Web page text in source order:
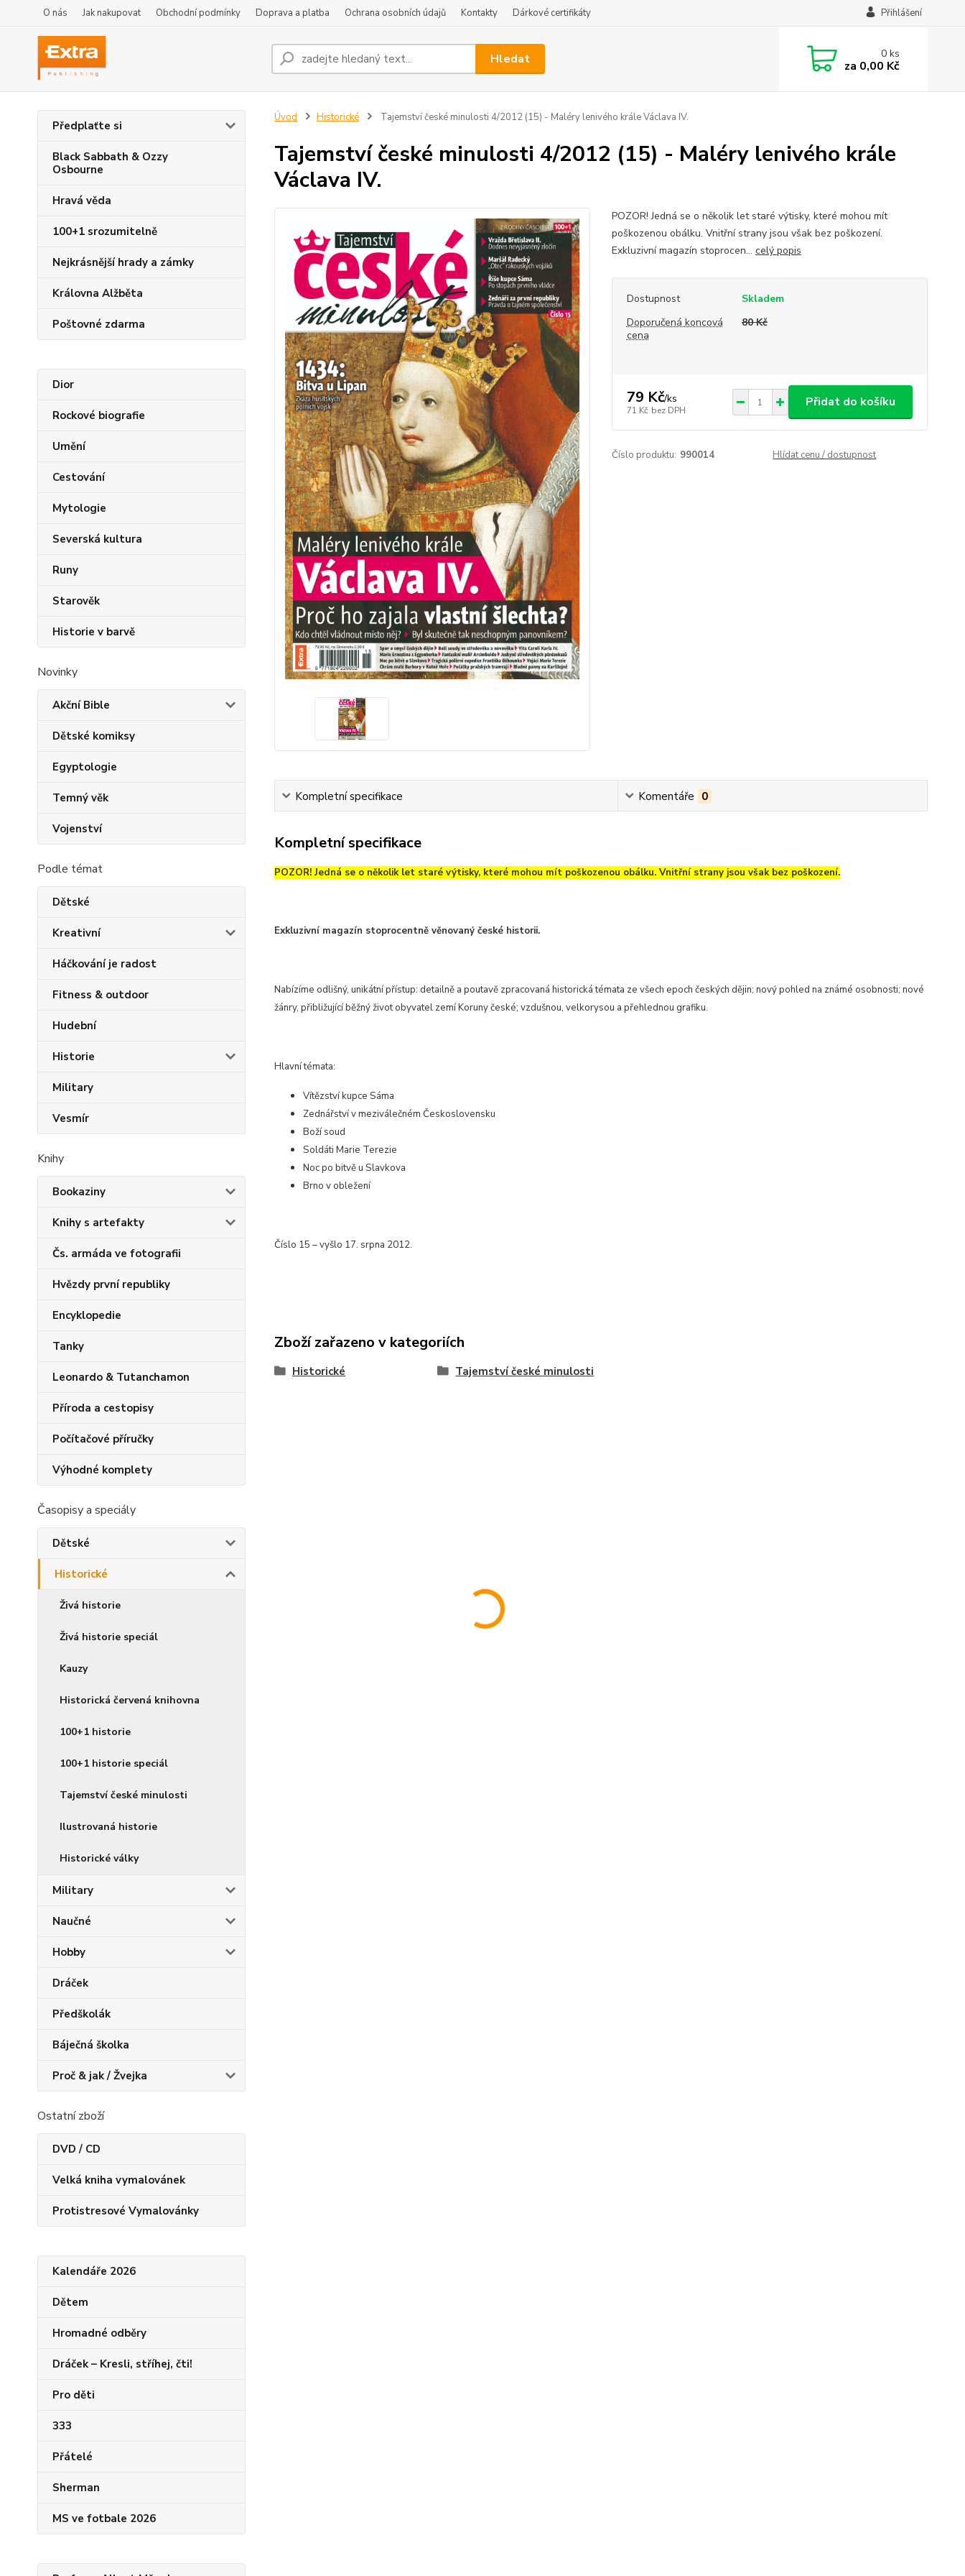
O nás Jak nakupovat Obchodní podmínky Doprava a platba Ochrana osobních údajů Kontakty Dárkové certifikáty Přihlášení
Hledat 0ks
za 0,00 Kč
Předplaťte si
Black Sabbath & Ozzy
Osbourne
Hravá věda
100+1 srozumitelně
Nejkrásnější hrady a zámky
Královna Alžběta
Poštovné zdarma
Dior
Rockové biografie
Umění
Cestování
Mytologie
Severská kultura
Runy
Starověk
Historie v barvě
Novinky
Akční Bible
Dětské komiksy
Egyptologie
Temný věk
Vojenství
Podle témat
Dětské
Kreativní
Háčkování je radost
Fitness & outdoor
Hudební
Historie
Military
Vesmír
Knihy
Bookaziny
Knihy s artefakty
Čs. armáda ve fotografii
Hvězdy první republiky
Encyklopedie
Tanky
Leonardo & Tutanchamon
Příroda a cestopisy
Počítačové příručky
Výhodné komplety
Časopisy a speciály
Dětské
Historické
Živá historie
Živá historie speciál
Kauzy
Historická červená knihovna
100+1 historie
100+1 historie speciál
Tajemství české minulosti
Ilustrovaná historie
Historické války
Military
Naučné
Hobby
Dráček
Předškolák
Báječná školka
Proč & jak / Žvejka
Ostatní zboží
DVD / CD
Velká kniha vymalovánek
Protistresové Vymalovánky
Kalendáře 2026
Dětem
Hromadné odběry
Dráček – Kresli, stříhej, čti!
Pro děti
333
Přátelé
Sherman
MS ve fotbale 2026
Úvod Historické Tajemství české minulosti 4/2012 (15) - Maléry lenivého krále Václava IV.
Tajemství české minulosti 4/2012 (15) - Maléry lenivého krále
Václava IV.
POZOR! Jedná se o několik let staré výtisky, které mohou mít
poškozenou obálku. Vnitřní strany jsou však bez poškození.
Exkluzivní magazín stoprocen... celý popis
Dostupnost
Skladem
Doporučená koncová
cena
80 Kč
79 Kč/ks
71 Kč bez DPH
Přidat do košíku
Číslo produktu: 990014 Hlídat cenu / dostupnost
Kompletní specifikace Komentáře 0
Kompletní specifikace
POZOR! Jedná se o několik let staré výtisky, které mohou mít poškozenou obálku. Vnitřní strany jsou však bez poškození.
Exkluzivní magazín stoprocentně věnovaný české historii.
Nabízíme odlišný, unikátní přístup: detailně a poutavě zpracovaná historická témata ze všech epoch českých dějin; nový pohled na známé osobnosti; nové
žánry, přibližující běžný život obyvatel zemí Koruny české; vzdušnou, velkorysou a přehlednou grafiku.
Hlavní témata:
Vítězství kupce Sáma
Zednářství v meziválečném Československu
Boží soud
Soldáti Marie Terezie
Noc po bitvě u Slavkova
Brno v obležení
Číslo 15 – vyšlo 17. srpna 2012.
Zboží zařazeno v kategoriích
Historické Tajemství české minulosti